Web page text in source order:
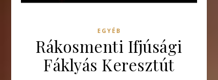
EGYÉB
Rákosmenti Ifjúsági
Fáklyás Keresztút